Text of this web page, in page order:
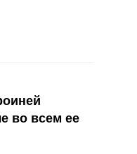
во всем ее